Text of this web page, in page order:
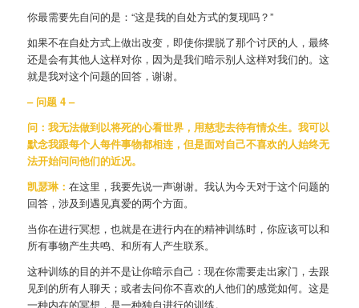
你最需要先自问的是：“这是我的自处方式的复现吗？”
如果不在自处方式上做出改变，即使你摆脱了那个讨厌的人，最终
还是会有其他人这样对你，因为是我们暗示别人这样对我们的。这
就是我对这个问题的回答，谢谢。
– 问题 4 –
问：我无法做到以将死的心看世界，用慈悲去待有情众生。我可以
默念我跟每个人每件事物都相连，但是面对自己不喜欢的人始终无
法开始问问他们的近况。
凯瑟琳： 在这里，我要先说一声谢谢。我认为今天对于这个问题的
回答，涉及到遇见真爱的两个方面。
当你在进行冥想，也就是在进行内在的精神训练时，你应该可以和
所有事物产生共鸣、和所有人产生联系。
这种训练的目的并不是让你暗示自己：现在你需要走出家门，去跟
见到的所有人聊天；或者去问你不喜欢的人他们的感觉如何。这是
一种内在的冥想，是一种独自进行的训练。